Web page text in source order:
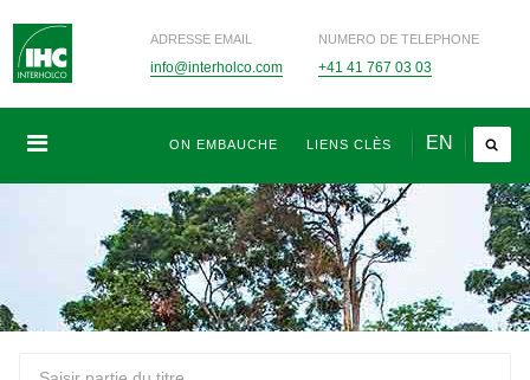
ADRESSE EMAIL
info@interholco.com
NUMERO DE TELEPHONE
+41 41 767 03 03
EN
ON EMBAUCHE LIENS CLÈS
Saisir